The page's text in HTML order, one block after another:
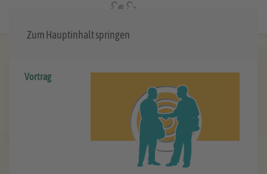
Zum Hauptinhalt springen
Vortrag